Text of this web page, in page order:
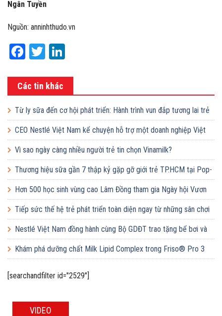
Ngân Tuyền
Nguồn: anninhthudo.vn
Facebook
Twitter
Các tin khác
Từ ly sữa đến cơ hội phát triển: Hành trình vun đắp tương lai trẻ
em Việt của Vinamilk
CEO Nestlé Việt Nam kể chuyện hỗ trợ một doanh nghiệp Việt
tăng quy mô gấp 10 lần
Vì sao ngày càng nhiều người trẻ tin chọn Vinamilk?
Thương hiệu sữa gần 7 thập kỷ gặp gỡ giới trẻ TP.HCM tại Pop-
up ‘Thưởng vị hè’
Hơn 500 học sinh vùng cao Lâm Đồng tham gia Ngày hội Vươn
cao Việt Nam
Tiếp sức thế hệ trẻ phát triển toàn diện ngay từ những sân chơi
học đường
Nestlé Việt Nam đồng hành cùng Bộ GDĐT trao tặng bể bơi và
lớp dạy bơi mô hình điểm cho học sinh tại tỉnh Bắc Ninh
Khám phá dưỡng chất Milk Lipid Complex trong Friso® Pro 3
[searchandfilter id="2529"]
VIDEO